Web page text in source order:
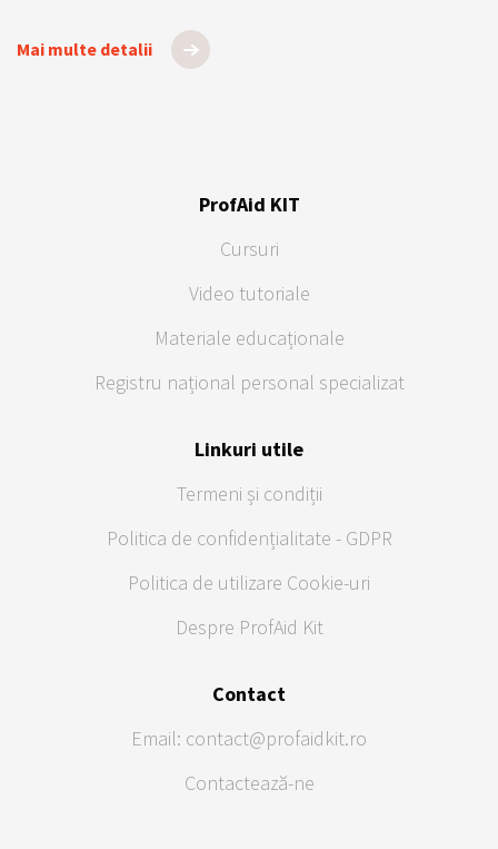
Mai multe detalii
ProfAid KIT
Cursuri
Video tutoriale
Materiale educaționale
Registru național personal specializat
Linkuri utile
Termeni și condiții
Politica de confidențialitate - GDPR
Politica de utilizare Cookie-uri
Despre ProfAid Kit
Contact
Email: contact@profaidkit.ro
Contactează-ne